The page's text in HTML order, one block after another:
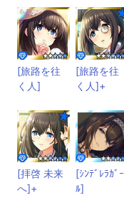
[旅路を往
く人]
[旅路を往
く人]+
[拝啓 未来
へ]+
[ｼﾝﾃﾞﾚﾗｶﾞｰ
ﾙ]